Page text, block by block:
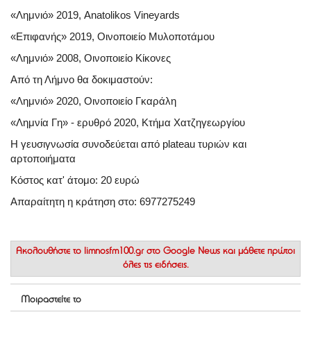
«Λημνιό» 2019, Anatolikos Vineyards
«Επιφανής» 2019, Οινοποιείο Μυλοποτάμου
«Λημνιό» 2008, Οινοποιείο Κίκονες
Από τη Λήμνο θα δοκιμαστούν:
«Λημνιό» 2020, Οινοποιείο Γκαράλη
«Λημνία Γη» - ερυθρό 2020, Κτήμα Χατζηγεωργίου
Η γευσιγνωσία συνοδεύεται από plateau τυριών και
αρτοποιήματα
Κόστος κατ' άτομο: 20 ευρώ
Απαραίτητη η κράτηση στο: 6977275249
Ακολουθήστε το limnosfm100.gr στο Google News και μάθετε πρώτοι
όλες τις ειδήσεις.
Μοιραστείτε το